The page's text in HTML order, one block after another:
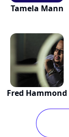
Tamela Mann
Fred Hammond